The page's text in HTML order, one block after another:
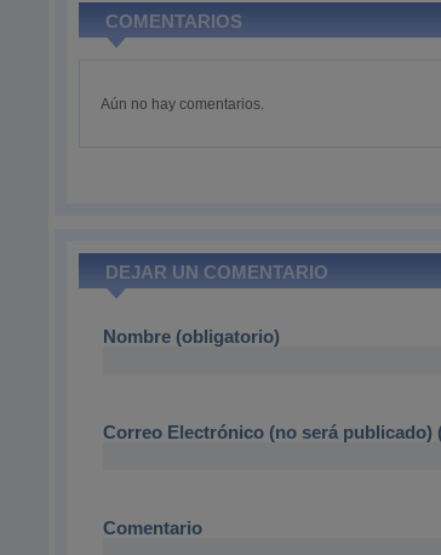
COMENTARIOS
Aún no hay comentarios.
DEJAR UN COMENTARIO
Nombre (obligatorio)
Correo Electrónico (no será publicado)
Comentario